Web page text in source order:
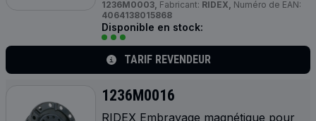
1236M0003, Fabricant: RIDEX, Numéro de EAN:
4064138015868
Disponible en stock:
TARIF REVENDEUR
1236M0016
RIDEX Embrayage magnétique pour